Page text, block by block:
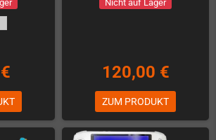
Nicht auf Lager
120,00 €
ZUM PRODUKT